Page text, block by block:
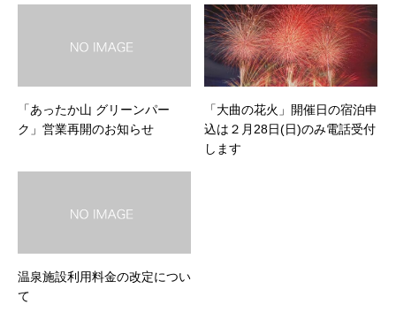
「あったか山 グリーンパー
ク」営業再開のお知らせ
「大曲の花火」開催日の宿泊申
込は２月28日(日)のみ電話受付
します
温泉施設利用料金の改定につい
て